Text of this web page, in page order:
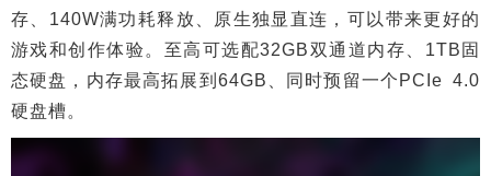
存、140W满功耗释放、原生独显直连，可以带来更好的
游戏和创作体验。至高可选配32GB双通道内存、1TB固
态硬盘，内存最高拓展到64GB、同时预留一个PCIe 4.0
硬盘槽。